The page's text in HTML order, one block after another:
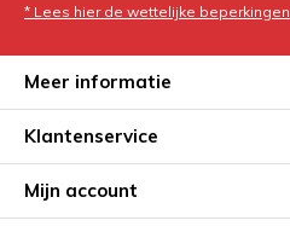
* Lees hier de wettelijke beperkingen
Meer informatie
Klantenservice
Mijn account